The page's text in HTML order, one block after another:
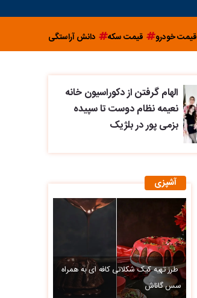
قیمت خودرو قیمت سکه دانش آراستگی
الهام گرفتن از دکوراسیون خانه
نعیمه نظام دوست تا سپیده
بزمی پور در بلژیک
آشپزی
طرز تهیه کیک شکلاتی کافه ای به همراه
سس گاناش